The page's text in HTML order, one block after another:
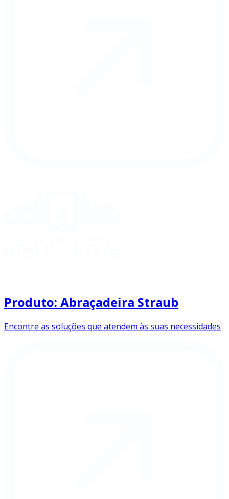
Produto: Abraçadeira Straub
Encontre as soluções que atendem às suas necessidades